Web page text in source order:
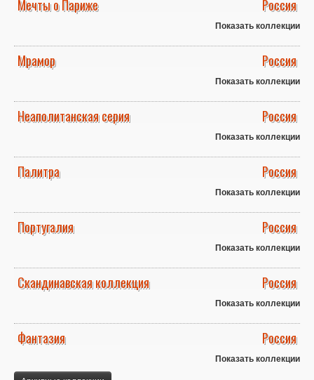
Мечты о Париже Россия
Показать коллекции
Мрамор Россия
Показать коллекции
Неаполитанская серия Россия
Показать коллекции
Палитра Россия
Показать коллекции
Португалия Россия
Показать коллекции
Скандинавская коллекция Россия
Показать коллекции
Фантазия Россия
Показать коллекции